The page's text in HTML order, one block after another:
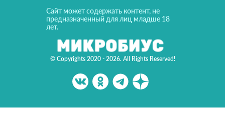
© Copyrights 2020 - 2026. All Rights Reserved!
Сайт может содержать контент, не
предназначенный для лиц младше 18
лет.